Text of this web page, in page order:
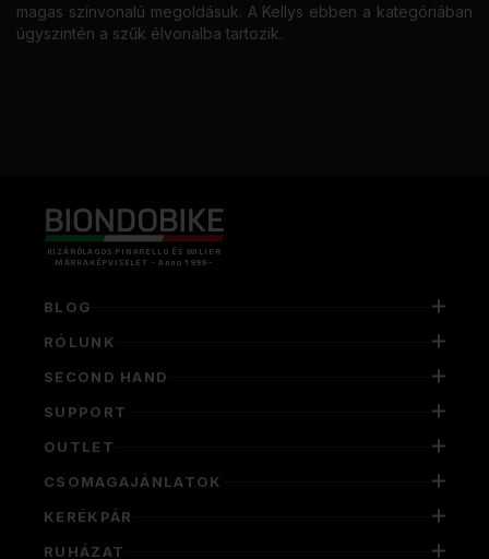
magas színvonalú megoldásuk. A Kellys ebben a kategóriában
úgyszintén a szűk élvonalba tartozik.
KIZÁRÓLAGOS PINARELLO ÉS WILIER
MÁRKAKÉPVISELET - Anno 1999 -
BLOG
RÓLUNK
SECOND HAND
SUPPORT
OUTLET
CSOMAGAJÁNLATOK
KERÉKPÁR
RUHÁZAT